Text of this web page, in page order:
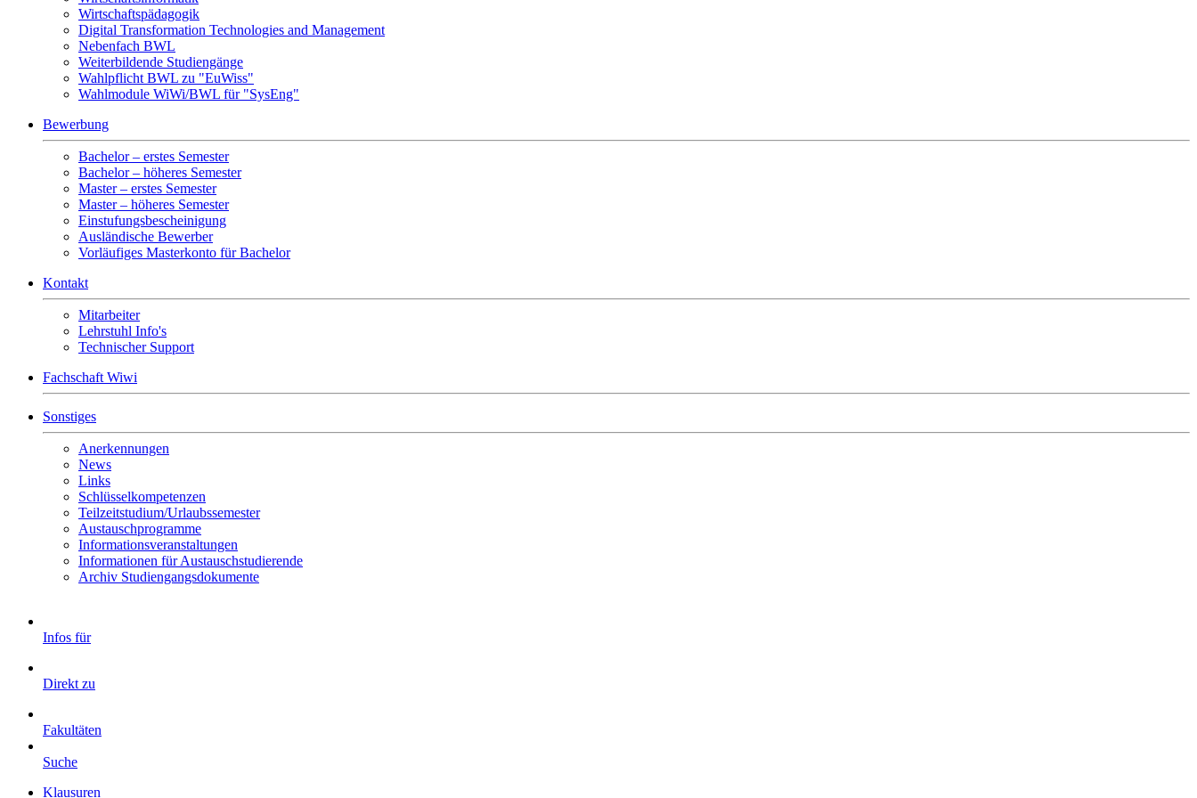
Wirtschaftspädagogik
Digital Transformation Technologies and Management
Nebenfach BWL
Weiterbildende Studiengänge
Wahlpflicht BWL zu "EuWiss"
Wahlmodule WiWi/BWL für "SysEng"
Bewerbung
Bachelor – erstes Semester
Bachelor – höheres Semester
Master – erstes Semester
Master – höheres Semester
Einstufungsbescheinigung
Ausländische Bewerber
Vorläufiges Masterkonto für Bachelor
Kontakt
Mitarbeiter
Lehrstuhl Info's
Technischer Support
Fachschaft Wiwi
Sonstiges
Anerkennungen
News
Links
Schlüsselkompetenzen
Teilzeitstudium/Urlaubssemester
Austauschprogramme
Informationsveranstaltungen
Informationen für Austauschstudierende
Archiv Studiengangsdokumente
Infos für
Direkt zu
Fakultäten
Suche
Klausuren